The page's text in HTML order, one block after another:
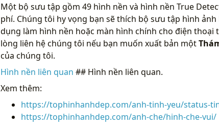
Một bộ sưu tập gồm 49 hình nền và hình nền True
phí. Chúng tôi hy vọng bạn sẽ thích bộ sưu tập hình
dụng làm hình nền hoặc màn hình chính cho điện thoại
lòng liên hệ chúng tôi nếu bạn muốn xuất bản một
của chúng tôi.
Hình nền liên quan ## Hình nền liên quan.
Xem thêm:
https://tophinhanhdep.com/anh-tinh-yeu/status-
https://tophinhanhdep.com/anh-che/hinh-che-vui/